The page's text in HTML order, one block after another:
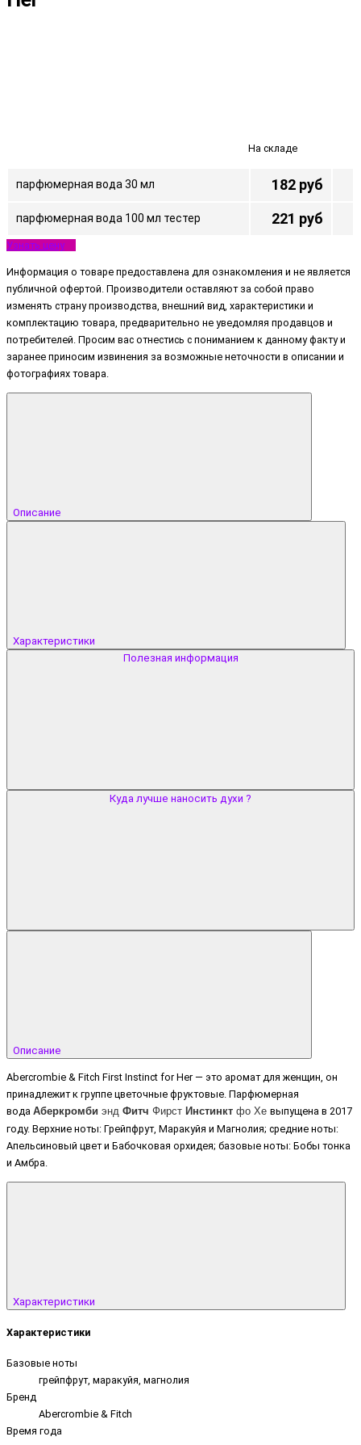
На складе
парфюмерная вода 30 мл 182 руб
парфюмерная вода 100 мл тестер 221 руб
Узнать цену
Информация о товаре предоставлена для ознакомления и не является
публичной офертой. Производители оставляют за собой право
изменять страну производства, внешний вид, характеристики и
комплектацию товара, предварительно не уведомляя продавцов и
потребителей. Просим вас отнестись с пониманием к данному факту и
заранее приносим извинения за возможные неточности в описании и
фотографиях товара.
Описание
Характеристики
Полезная информация
Куда лучше наносить духи ?
Описание
Abercrombie & Fitch First Instinct for Her — это аромат для женщин, он
принадлежит к группе цветочные фруктовые. Парфюмерная
вода Аберкромби энд Фитч Фирст Инстинкт фо Хе выпущена в 2017
году. Верхние ноты: Грейпфрут, Маракуйя и Магнолия; средние ноты:
Апельсиновый цвет и Бабочковая орхидея; базовые ноты: Бобы тонка
и Амбра.
Характеристики
Характеристики
Базовые ноты
грейпфрут, маракуйя, магнолия
Бренд
Abercrombie & Fitch
Время года